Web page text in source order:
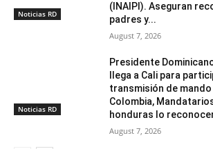
Noticias RD
(INAIPI). Aseguran
padres y...
August 7, 2026
Noticias RD
Presidente
llega a Cali para
transmisión de
Colombia,
honduras lo
August 7, 2026